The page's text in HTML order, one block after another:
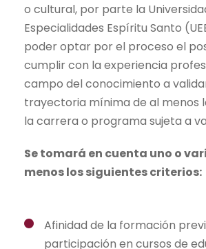
o cultural, por parte la
Especialidades Espíritu Santo
poder optar por el proceso el
cumplir con la experiencia
campo del conocimiento a
trayectoria mínima de al menos
la carrera o programa sujeta a
Se tomará en cuenta uno o
menos los siguientes criterios:
Afinidad de la formación
participación en cursos de